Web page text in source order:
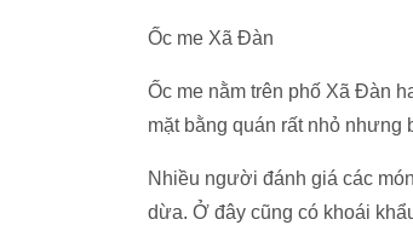
Ốc me Xã Đàn
Ốc me nằm trên phố Xã Đàn
mặt bằng quán rất nhỏ nhưng
Nhiều người đánh giá các
dừa. Ở đây cũng có khoái